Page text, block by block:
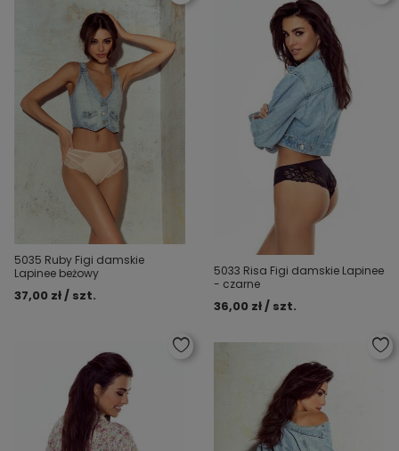
5035 Ruby Figi damskie
Lapinee beżowy
37,00 zł / szt.
5033 Risa Figi damskie Lapinee
- czarne
36,00 zł / szt.